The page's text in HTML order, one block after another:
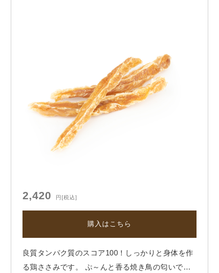
2,420 円[税込]
購入はこちら
良質タンパク質のスコア100！しっかりと身体を作
る鶏ささみです。 ぷ～んと香る焼き鳥の匂いでお